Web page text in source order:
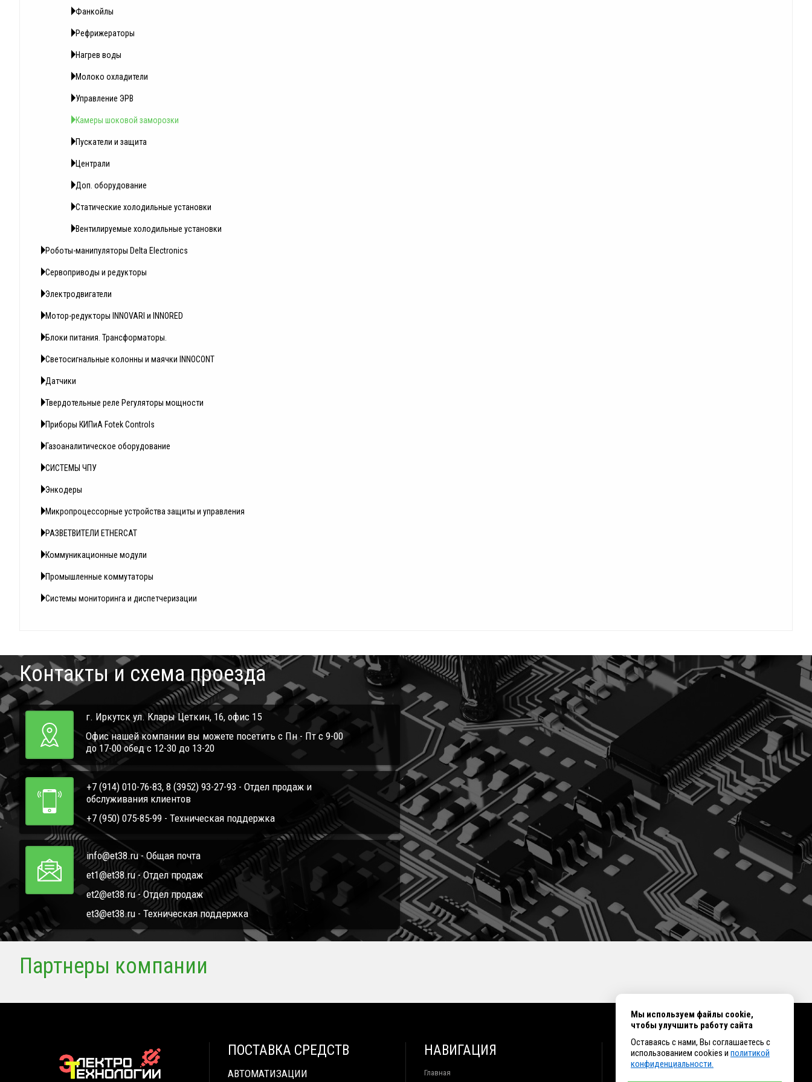
Фанкойлы
Рефрижераторы
Нагрев воды
Молоко охладители
Управление ЭРВ
Камеры шоковой заморозки
Пускатели и защита
Централи
Доп. оборудование
Статические холодильные установки
Вентилируемые холодильные установки
Роботы-манипуляторы Delta Electronics
Сервоприводы и редукторы
Электродвигатели
Мотор-редукторы INNOVARI и INNORED
Блоки питания. Трансформаторы.
Светосигнальные колонны и маячки INNOCONT
Датчики
Твердотельные реле Регуляторы мощности
Приборы КИПиА Fotek Controls
Газоаналитическое оборудование
СИСТЕМЫ ЧПУ
Энкодеры
Микропроцессорные устройства защиты и управления
РАЗВЕТВИТЕЛИ ETHERCAT
Коммуникационные модули
Промышленные коммутаторы
Системы мониторинга и диспетчеризации
Контакты и схема проезда
г. Иркутск ул. Клары Цеткин, 16, офис 15
Офис нашей компании вы можете посетить с Пн - Пт с 9-00
до 17-00 обед с 12-30 до 13-20
+7 (914) 010-76-83, 8 (3952) 93-27-93 - Отдел продаж и
обслуживания клиентов
+7 (950) 075-85-99 - Техническая поддержка
info@et38.ru - Общая почта
et1@et38.ru - Отдел продаж
et2@et38.ru - Отдел продаж
et3@et38.ru - Техническая поддержка
Партнеры компании
ПОСТАВКА СРЕДСТВ
АВТОМАТИЗАЦИИ
НАВИГАЦИЯ
Главная
КОНТАКТЫ
Мы используем файлы cookie,
чтобы улучшить работу сайта
Оставаясь с нами, Вы соглашаетесь с
использованием cookies и политикой
конфиденциальности.